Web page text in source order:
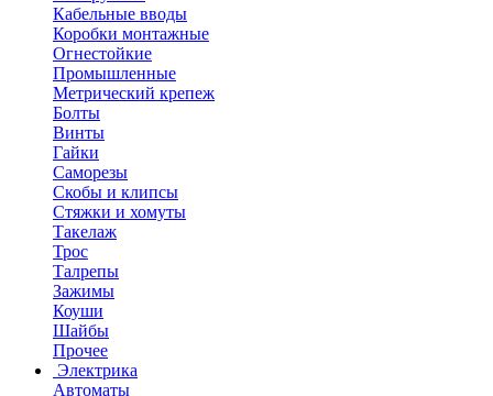
Кабельные вводы
Коробки монтажные
Огнестойкие
Промышленные
Метрический крепеж
Болты
Винты
Гайки
Саморезы
Скобы и клипсы
Стяжки и хомуты
Такелаж
Трос
Талрепы
Зажимы
Коуши
Шайбы
Прочее
Электрика
Автоматы